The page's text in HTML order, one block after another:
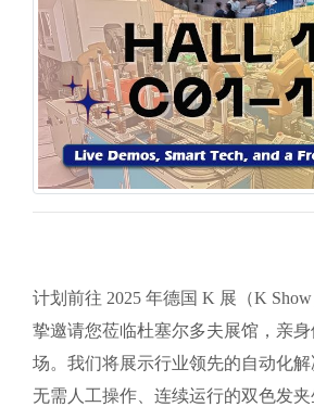
计划前往 2025 年德国 K 展（K
挚邀请您莅临杜塞尔多夫展馆，亲
场。我们将展示行业领先的自动化
无需人工操作、连续运行的双色发